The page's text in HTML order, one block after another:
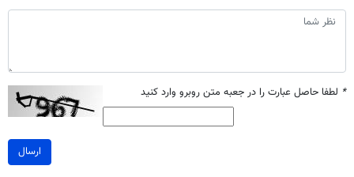
* لطفا حاصل عبارت را در جعبه متن روبرو وارد کنید
ارسال